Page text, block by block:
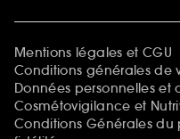
Mentions légales et CGU
Conditions générales de
Données personnelles et
Cosmétovigilance et
Conditions Générales